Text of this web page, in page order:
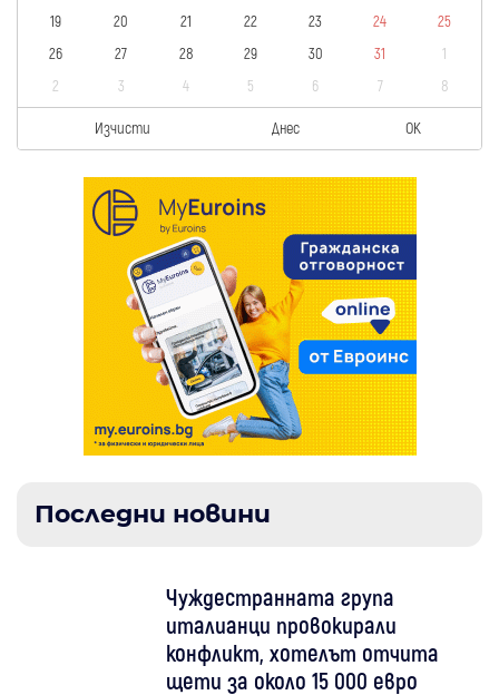
19 20 21 22 23 24
25
26
27 28 29 30 31
1
2
3 4 5 6 7 8
Изчисти Днес OK
Последни новини
Чуждестранната група
италианци провокирали
конфликт, хотелът отчита
щети за около 15 000 евро